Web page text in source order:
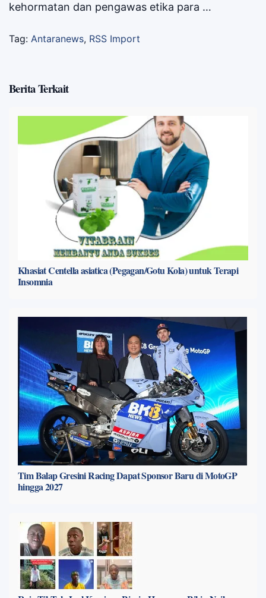
kehormatan dan pengawas etika para …
Tag: Antaranews, RSS Import
Berita Terkait
Khasiat Centella asiatica (Pegagan/Gotu Kola) untuk Terapi
Insomnia
Tim Balap Gresini Racing Dapat Sponsor Baru di MotoGP
hingga 2027